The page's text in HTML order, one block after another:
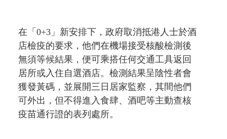
在「0+3」新安排下，政府取消抵港人士於酒
店檢疫的要求，他們在機場接受核酸檢測後
無須等候結果，便可乘搭任何交通工具返回
居所或入住自選酒店。檢測結果呈陰性者會
獲發黃碼，並展開三日居家監察，其間他們
可外出，但不得進入食肆、酒吧等主動查核
疫苗通行證的表列處所。